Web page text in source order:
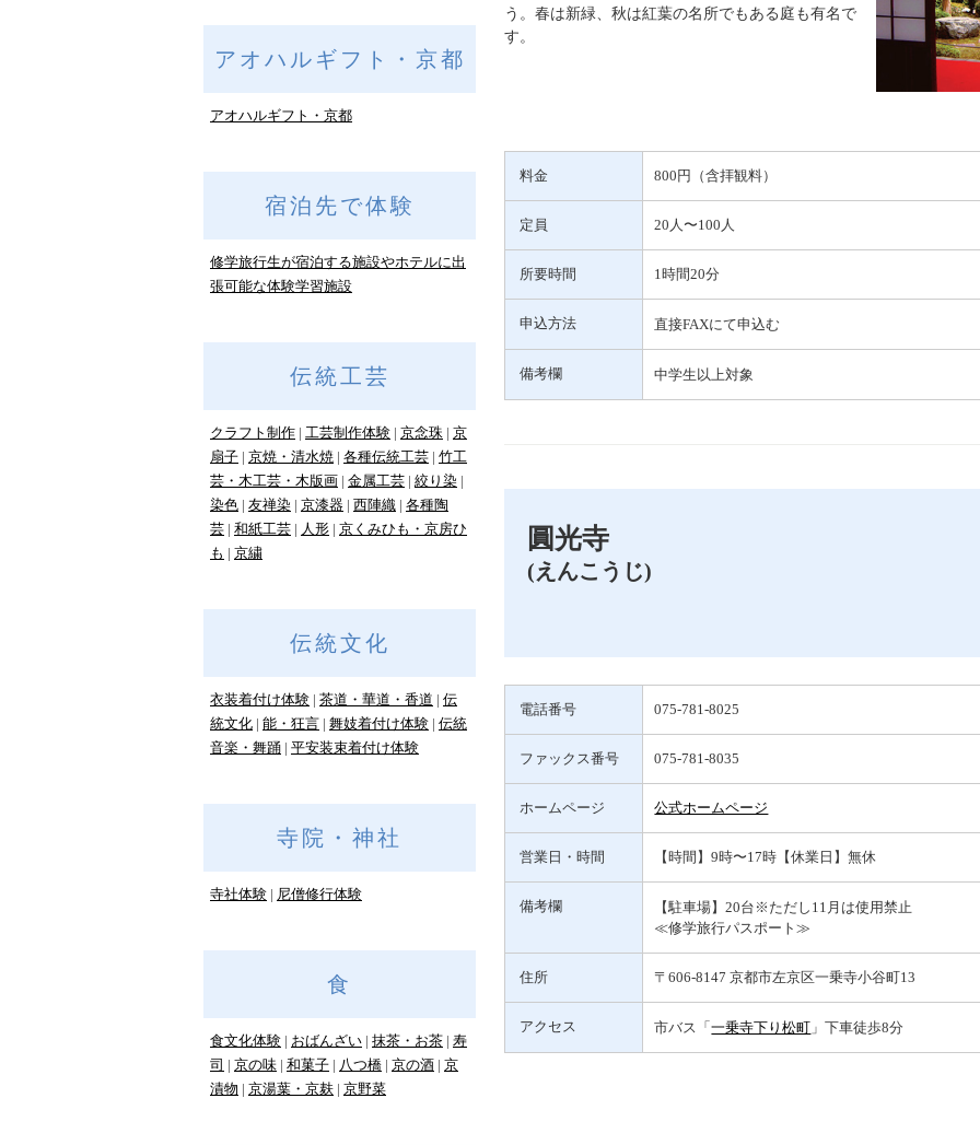
う。春は新緑、秋は紅葉の名所でもある庭も有名で
す。
料金 800円（含拝観料）
定員 20人〜100人
所要時間 1時間20分
申込方法 直接FAXにて申込む
備考欄 中学生以上対象
圓光寺
(えんこうじ)
電話番号 075-781-8025
ファックス番号 075-781-8035
ホームページ 公式ホームページ
営業日・時間 【時間】9時〜17時【休業日】無休
備考欄
【駐車場】20台※ただし11月は使用禁止
≪修学旅行パスポート≫
住所 〒606-8147 京都市左京区一乗寺小谷町13
アクセス 市バス「一乗寺下り松町 」下車徒歩8分
アオハルギフト・京都
アオハルギフト・京都
宿泊先で体験
修学旅行生が宿泊する施設やホテルに出
張可能な体験学習施設
伝統工芸
クラフト制作 工芸制作体験 京念珠 京
扇子 京焼・清水焼 各種伝統工芸 竹工
芸・木工芸・木版画 金属工芸 絞り染
染色 友禅染 京漆器 西陣織 各種陶
芸 和紙工芸 人形 京くみひも・京房ひ
も
京繍
伝統文化
衣装着付け体験 茶道・華道・香道
伝
統文化 能・狂言 舞妓着付け体験 伝統
音楽・舞踊 平安装束着付け体験
寺院・神社
寺社体験 尼僧修行体験
食
食文化体験 おばんざい 抹茶・お茶 寿
司
京の味 和菓子 八つ橋 京の酒 京
漬物
京湯葉・京麸 京野菜